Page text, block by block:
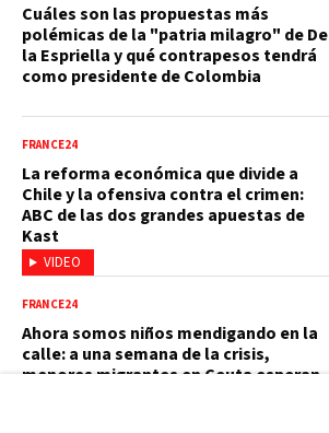
Cuáles son las propuestas más
polémicas de la "patria milagro" de De
la Espriella y qué contrapesos tendrá
como presidente de Colombia
VIDEO
FRANCE24
La reforma económica que divide a
Chile y la ofensiva contra el crimen:
ABC de las dos grandes apuestas de
Kast
FRANCE24
Ahora somos niños mendigando en la
calle: a una semana de la crisis,
menores migrantes en Ceuta esperan